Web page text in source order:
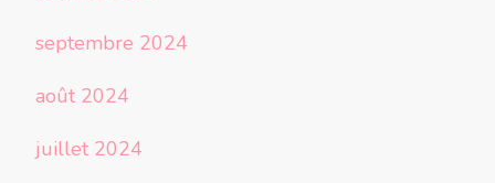
septembre 2024
août 2024
juillet 2024